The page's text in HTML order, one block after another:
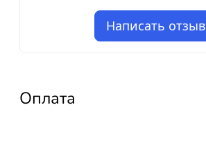
Написать отзыв
Оплата